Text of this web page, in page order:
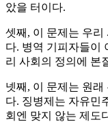
았을 터이다.
셋째, 이 문제는 우리
다. 병역 기피자들이
리 사회의 정의에 본
넷째, 이 문제는 원
다. 징병제는 자유민
회엔 맞지 않는 제도